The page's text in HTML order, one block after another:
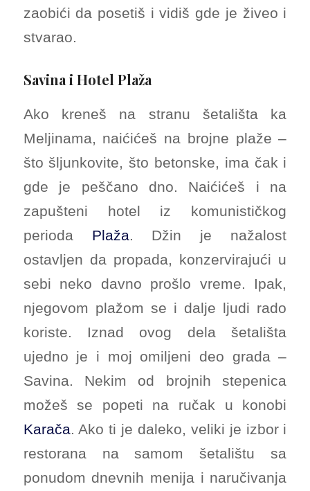
zaobići da posetiš i vidiš gde je živeo i
stvarao.
Savina i Hotel Plaža
Ako kreneš na stranu šetališta ka
Meljinama, naićićeš na brojne plaže –
što šljunkovite, što betonske, ima čak i
gde je peščano dno. Naićićeš i na
zapušteni hotel iz komunističkog
perioda Plaža. Džin je nažalost
ostavljen da propada, konzervirajući u
sebi neko davno prošlo vreme. Ipak,
njegovom plažom se i dalje ljudi rado
koriste. Iznad ovog dela šetališta
ujedno je i moj omiljeni deo grada –
Savina. Nekim od brojnih stepenica
možeš se popeti na ručak u konobi
Karača. Ako ti je daleko, veliki je izbor i
restorana na samom šetalištu sa
ponudom dnevnih menija i naručivanja